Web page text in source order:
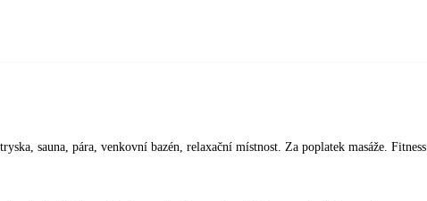
sauna, pára, venkovní bazén, relaxační místnost. Za poplatek masáže. Fitness